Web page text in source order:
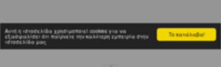
Το κατάλαβα!
Αυτή η ιστοσελίδα χρησιμοποιεί cookies για να
εξασφαλίσει ότι παίρνετε την καλύτερη εμπειρία στην
ιστοσελίδα μας